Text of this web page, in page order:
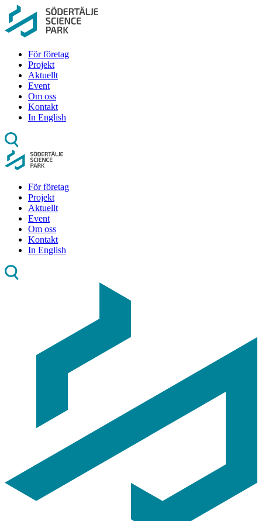
För företag
Projekt
Aktuellt
Event
Om oss
Kontakt
In English
För företag
Projekt
Aktuellt
Event
Om oss
Kontakt
In English